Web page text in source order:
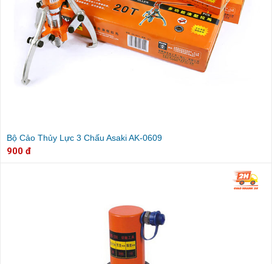
Bộ Cảo Thủy Lực 3 Chấu Asaki AK-0609
900 đ